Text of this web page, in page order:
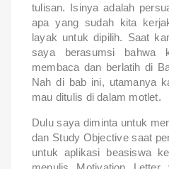
tulisan. Isinya adalah
apa yang sudah kita
layak untuk dipilih. Saat
saya berasumsi bahwa
membaca dan berlatih di
Nah di bab ini, utamanya
mau ditulis di dalam motlet.
Dulu saya diminta untuk
dan Study Objective saat
untuk aplikasi beasiswa